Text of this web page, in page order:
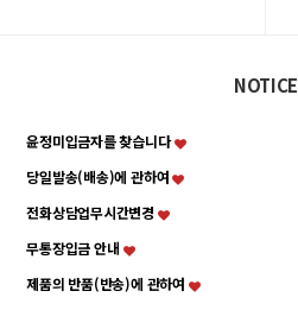
NOTICE
윤정미입금자를 찾습니다
당일발송(배송)에 관하여
전화상담업무시간변경
무통장입금 안내
제품의 반품(반송)에 관하여